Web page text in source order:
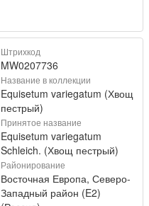
Штрихкод
MW0207736
Название в коллекции
Equisetum variegatum (Хвощ
пестрый)
Принятое название
Equisetum variegatum
Schleich. (Хвощ пестрый)
Районирование
Восточная Европа, Северо-
Западный район (E2)